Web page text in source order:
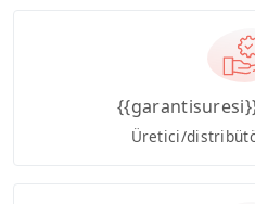
{{garantisuresi}}
Üretici/